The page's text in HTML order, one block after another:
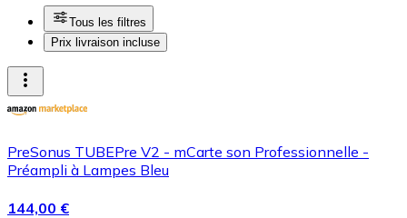
Tous les filtres
Prix livraison incluse
PreSonus TUBEPre V2 - mCarte son Professionnelle -
Préampli à Lampes Bleu
144,00 €